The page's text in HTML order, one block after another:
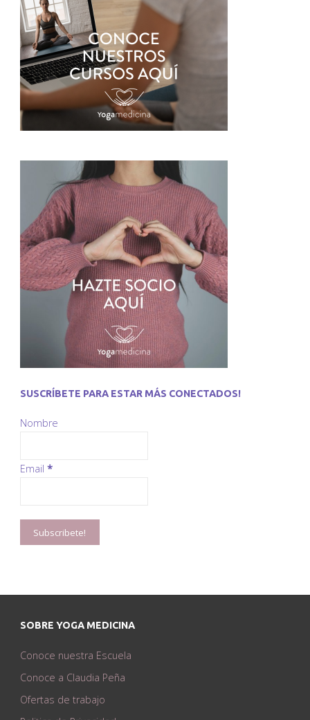
SUSCRÍBETE PARA ESTAR MÁS CONECTADOS!
Nombre
Email *
SOBRE YOGA MEDICINA
Conoce nuestra Escuela
Conoce a Claudia Peña
Ofertas de trabajo